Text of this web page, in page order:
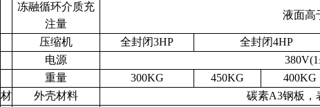
冻融循环介质充
注量
液面高
压缩机 全封闭3HP 全封闭4HP
电源
重量
300KG 450KG 400KG
材
外壳材料
碳素A3钢板，